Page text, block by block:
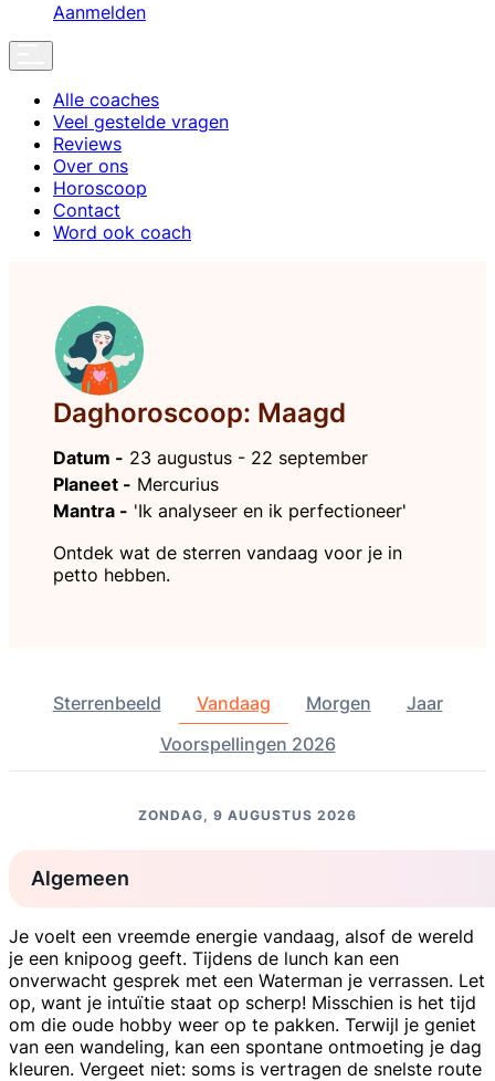
Aanmelden
Alle coaches
Veel gestelde vragen
Reviews
Over ons
Horoscoop
Contact
Word ook coach
Daghoroscoop: Maagd
Datum - 23 augustus - 22 september
Planeet - Mercurius
Mantra - 'Ik analyseer en ik perfectioneer'
Ontdek wat de sterren vandaag voor je in
petto hebben.
Sterrenbeeld Vandaag Morgen
Jaar
Voorspellingen 2026
ZONDAG, 9 AUGUSTUS 2026
Algemeen
Je voelt een vreemde energie vandaag, alsof de wereld
je een knipoog geeft. Tijdens de lunch kan een
onverwacht gesprek met een Waterman je verrassen. Let
op, want je intuïtie staat op scherp! Misschien is het tijd
om die oude hobby weer op te pakken. Terwijl je geniet
van een wandeling, kan een spontane ontmoeting je dag
kleuren. Vergeet niet: soms is vertragen de snelste route